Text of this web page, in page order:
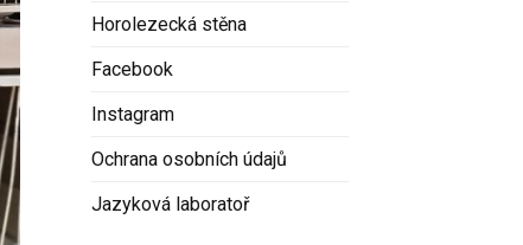
Horolezecká stěna
Facebook
Instagram
Ochrana osobních údajů
Jazyková laboratoř